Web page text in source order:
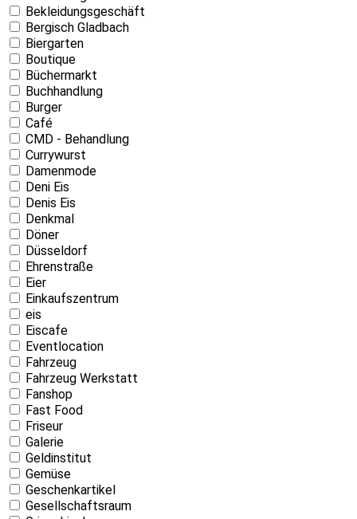
Bekleidungsgeschäft
Bergisch Gladbach
Biergarten
Boutique
Büchermarkt
Buchhandlung
Burger
Café
CMD - Behandlung
Currywurst
Damenmode
Deni Eis
Denis Eis
Denkmal
Döner
Düsseldorf
Ehrenstraße
Eier
Einkaufszentrum
eis
Eiscafe
Eventlocation
Fahrzeug
Fahrzeug Werkstatt
Fanshop
Fast Food
Friseur
Galerie
Geldinstitut
Gemüse
Geschenkartikel
Gesellschaftsraum